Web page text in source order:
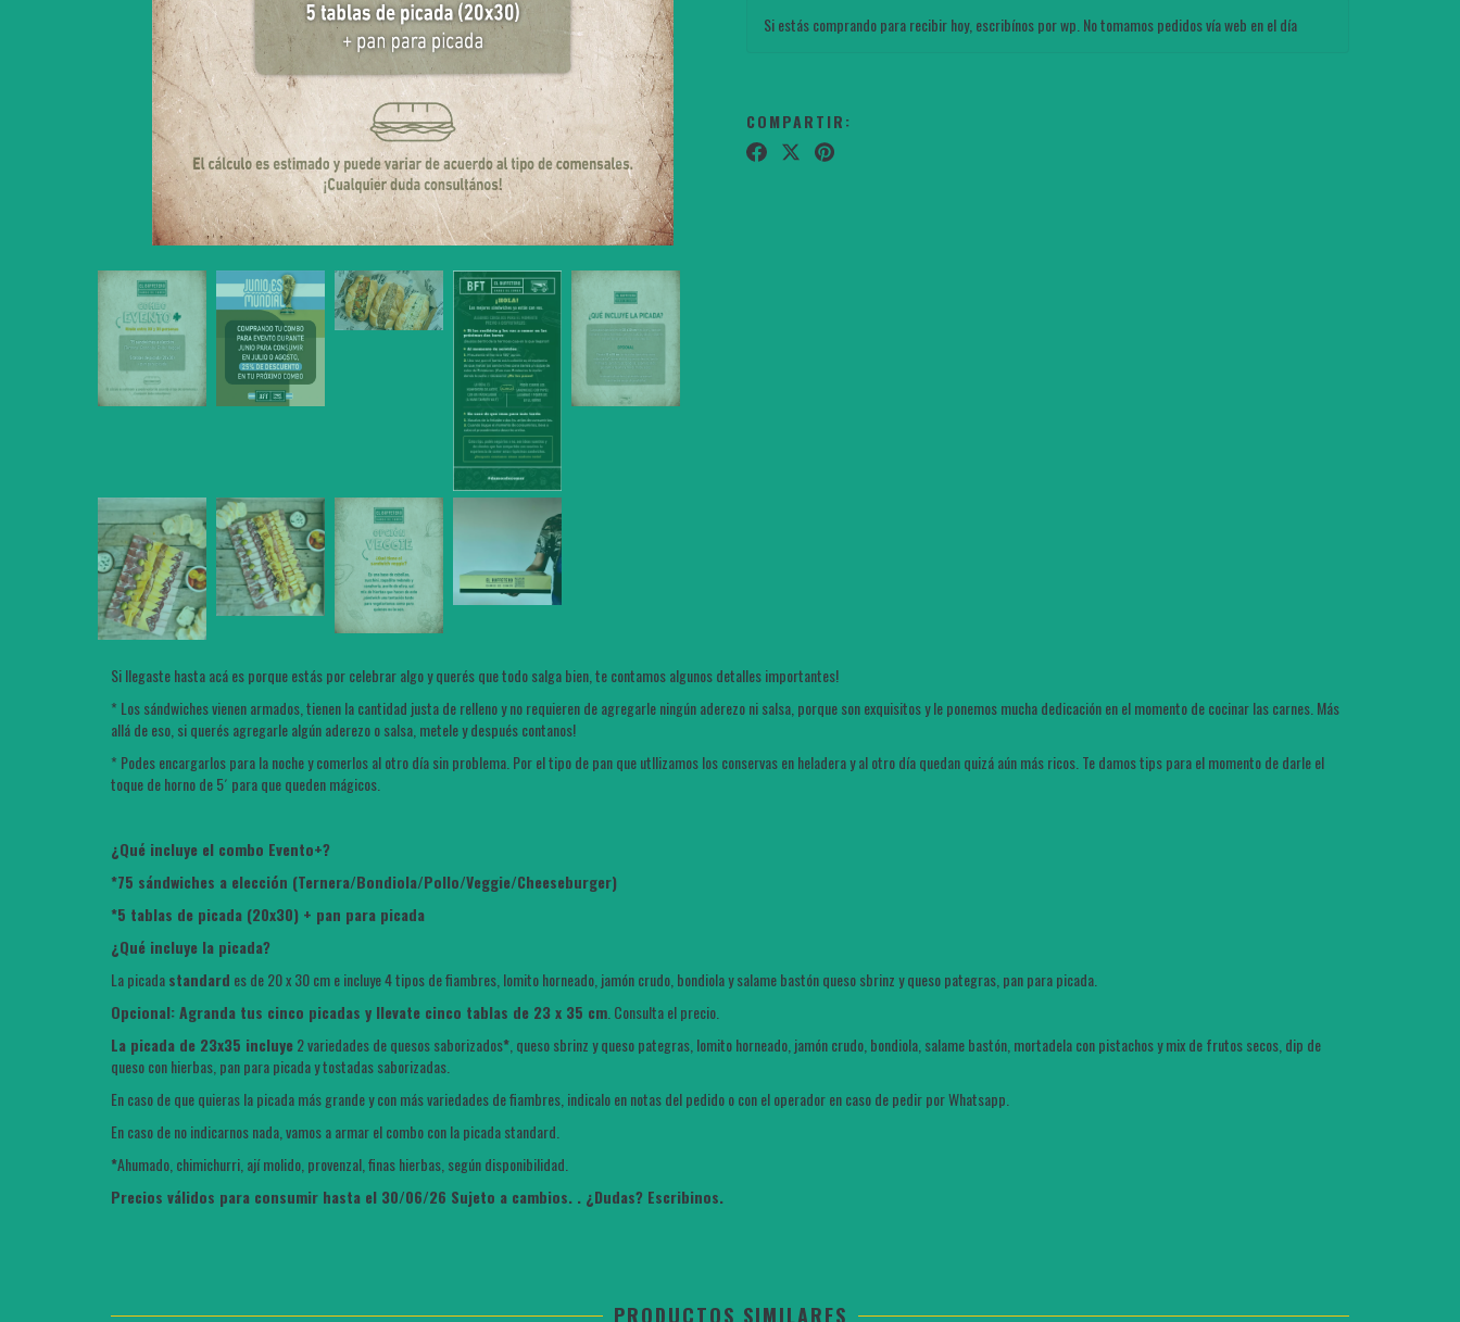
Si estás comprando para recibir hoy, escribínos por wp. No tomamos pedidos vía web en el día
COMPARTIR:
Si llegaste hasta acá es porque estás por celebrar algo y querés que todo salga bien, te contamos algunos detalles importantes!
* Los sándwiches vienen armados, tienen la cantidad justa de relleno y no requieren de agregarle ningún aderezo ni salsa, porque son exquisitos y le ponemos mucha dedicación en el momento de cocinar las carnes. Más
allá de eso, si querés agregarle algún aderezo o salsa, metele y después contanos!
* Podes encargarlos para la noche y comerlos al otro día sin problema. Por el tipo de pan que utllizamos los conservas en heladera y al otro día quedan quizá aún más ricos. Te damos tips para el momento de darle el
toque de horno de 5´ para que queden mágicos.
¿Qué incluye el combo Evento+?
*75 sándwiches a elección (Ternera/Bondiola/Pollo/Veggie/Cheeseburger)
*5 tablas de picada (20x30) + pan para picada
¿Qué incluye la picada?
La picadastandard es de 20 x 30 cm e incluye 4 tipos de fiambres, lomito horneado, jamón crudo, bondiola y salame bastón queso sbrinz y queso pategras, pan para picada.
Opcional: Agranda tus cinco picadas y llevate cinco tablas de 23 x 35 cm. Consulta el precio.
La picada de 23x35 incluye2 variedades de quesos saborizados*, queso sbrinz y queso pategras, lomito horneado, jamón crudo, bondiola, salame bastón, mortadela con pistachos y mix de frutos secos, dip de
queso con hierbas, pan para picada y tostadas saborizadas.
En caso de que quieras la picada más grande y con más variedades de fiambres, indicalo en notas del pedido o con el operador en caso de pedir por Whatsapp.
En caso de no indicarnos nada, vamos a armar el combo con la picada standard.
*Ahumado, chimichurri, ají molido, provenzal, finas hierbas, según disponibilidad.
Precios válidos para consumir hasta el 30/06/26 Sujeto a cambios. . ¿Dudas? Escribinos.
PRODUCTOS SIMILARES